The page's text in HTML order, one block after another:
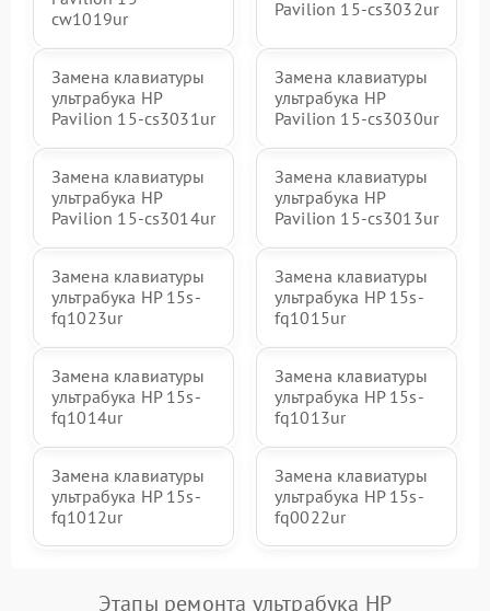
cw1019ur
Pavilion 15-cs3032ur
Замена клавиатуры
ультрабука HP
Pavilion 15-cs3031ur
Замена клавиатуры
ультрабука HP
Pavilion 15-cs3030ur
Замена клавиатуры
ультрабука HP
Pavilion 15-cs3014ur
Замена клавиатуры
ультрабука HP
Pavilion 15-cs3013ur
Замена клавиатуры
ультрабука HP 15s-
fq1023ur
Замена клавиатуры
ультрабука HP 15s-
fq1015ur
Замена клавиатуры
ультрабука HP 15s-
fq1014ur
Замена клавиатуры
ультрабука HP 15s-
fq1013ur
Замена клавиатуры
ультрабука HP 15s-
fq1012ur
Замена клавиатуры
ультрабука HP 15s-
fq0022ur
Этапы ремонта ультрабука HP